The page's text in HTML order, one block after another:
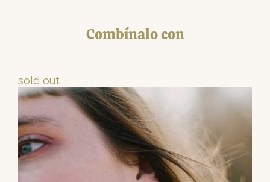
Combínalo con
sold out